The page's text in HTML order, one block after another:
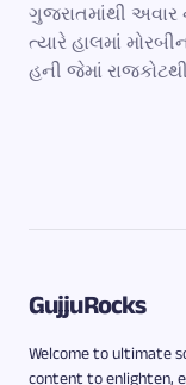
ગુજરાતમાંથી
ત્યારે હાલમાં
હની જેમાં
GujjuRocks
Welcome to ultimate